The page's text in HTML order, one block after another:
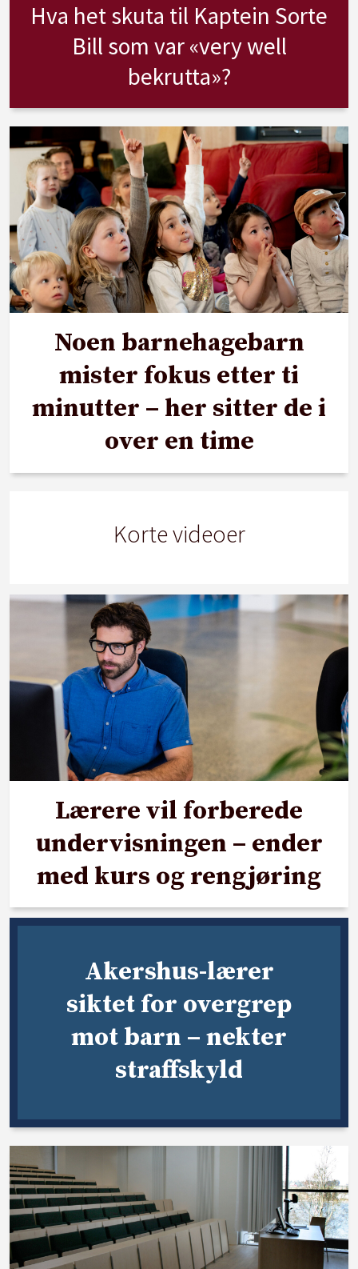
Hva het skuta til Kaptein Sorte
Bill som var «very well
bekrutta»?
Noen barnehagebarn
mister fokus etter ti
minutter – her sitter de i
over en time
Korte videoer
Lærere vil forberede
undervisningen – ender
med kurs og rengjøring
Akershus-lærer
siktet for overgrep
mot barn – nekter
straffskyld